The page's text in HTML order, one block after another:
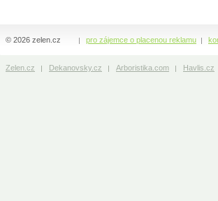
pro zájemce o placenou reklamu
© 2026 zelen.cz
Zelen.cz Dekanovsky.cz Arboristika.com Havlis.cz